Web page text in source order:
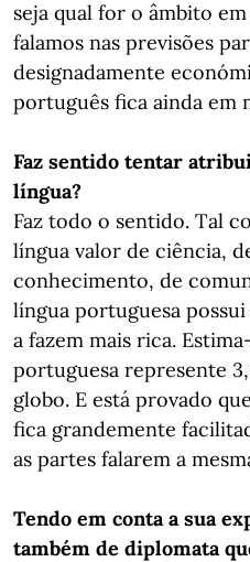
seja qual for o âmbito em
falamos nas previsões
designadamente
português fica ainda em
Faz sentido tentar
língua?
Faz todo o sentido. Tal
língua valor de ciência,
conhecimento, de
língua portuguesa
a fazem mais rica.
portuguesa represente
globo. E está provado
fica grandemente
as partes falarem a
Tendo em conta a sua
também de diplomata